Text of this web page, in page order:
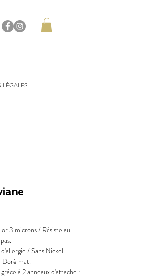
LÉGALES
3 microns / Résiste au
/ Sans Nickel.
Doré mat.
à 2 anneaux d'attache :